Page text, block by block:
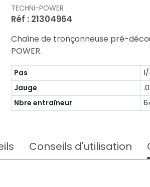
TECHNI-POWER
Réf : 21304964
Chaîne de tronçonneuse pré-
POWER.
Pas
Jauge
Nbre entraîneur
Conseils d'utilisation